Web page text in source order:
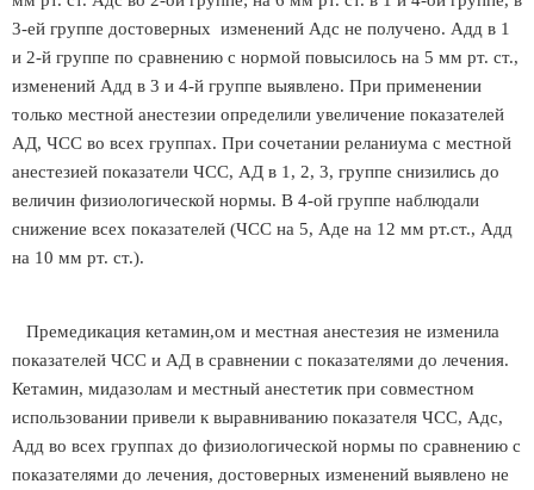
3-ей группе достоверных изменений Адс не получено. Адд в 1
и 2-й группе по сравнению с нормой повысилось на 5 мм рт. ст.,
изменений Адд в 3 и 4-й группе выявлено. При применении
только местной анестезии определили увеличение показателей
АД, ЧСС во всех группах. При сочетании реланиума с местной
анестезией показатели ЧСС, АД в 1, 2, 3, группе снизились до
величин физиологической нормы. В 4-ой группе наблюдали
снижение всех показателей (ЧСС на 5, Аде на 12 мм рт.ст., Адд
на 10 мм рт. ст.).
Премедикация кетамин,ом и местная анестезия не изменила
показателей ЧСС и АД в сравнении с показателями до лечения.
Кетамин, мидазолам и местный анестетик при совместном
использовании привели к выравниванию показателя ЧСС, Адс,
Адд во всех группах до физиологической нормы по сравнению с
показателями до лечения, достоверных изменений выявлено не